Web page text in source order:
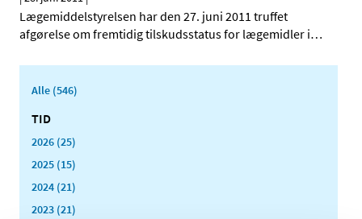
Lægemiddelstyrelsen har den 27. juni 2011 truffet
afgørelse om fremtidig tilskudsstatus for lægemidler i…
Alle (546)
TID
2026 (25)
2025 (15)
2024 (21)
2023 (21)